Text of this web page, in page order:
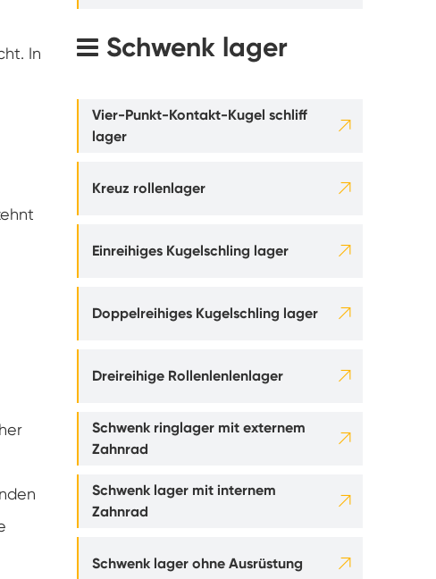
In
Schwenk lager
Vier-Punkt-Kontakt-Kugel schliff
lager

Kreuz rollenlager 
Einreihiges Kugelschling lager 
Doppelreihiges Kugelschling lager 
Dreireihige Rollenlenlenlager 
Schwenk ringlager mit externem
Zahnrad

Schwenk lager mit internem
Zahnrad

Schwenk lager ohne Ausrüstung 